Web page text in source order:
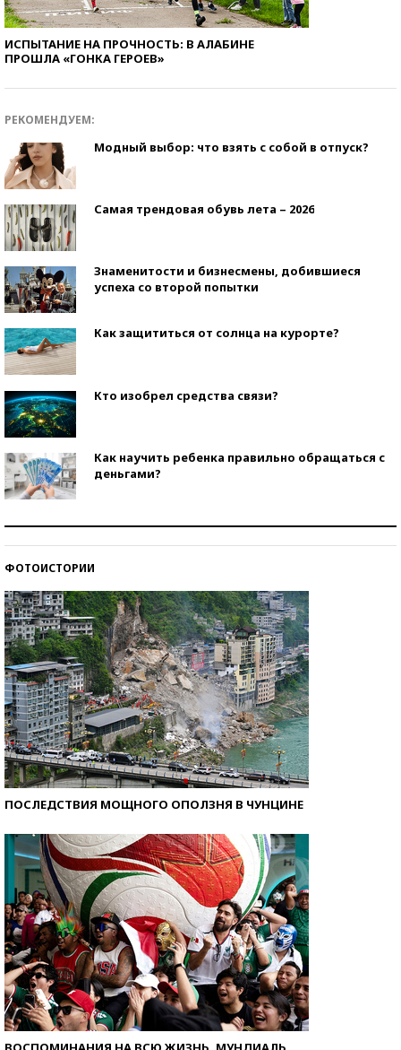
ИСПЫТАНИЕ НА ПРОЧНОСТЬ: В АЛАБИНЕ
ПРОШЛА «ГОНКА ГЕРОЕВ»
РЕКОМЕНДУЕМ:
Модный выбор: что взять с собой в отпуск?
Самая трендовая обувь лета – 2026
Знаменитости и бизнесмены, добившиеся
успеха со второй попытки
Как защититься от солнца на курорте?
Кто изобрел средства связи?
Как научить ребенка правильно обращаться с
деньгами?
ФОТОИСТОРИИ
ПОСЛЕДСТВИЯ МОЩНОГО ОПОЛЗНЯ В ЧУНЦИНЕ